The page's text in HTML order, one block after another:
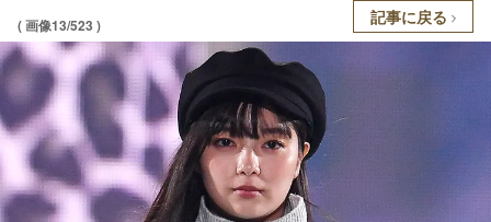
( 画像13/523 ) 記事に戻る